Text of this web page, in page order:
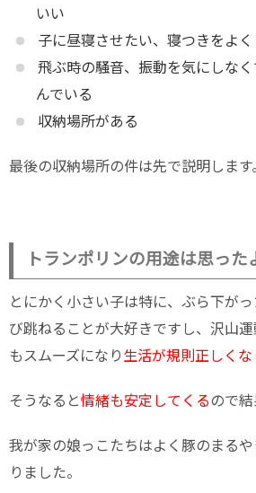
いい
子に昼寝させたい、寝つきをよ
飛ぶ時の騒音、振動を気にしな
んでいる
収納場所がある
最後の収納場所の件は先で説明します
トランポリンの用途は思った
とにかく小さい子は特に、ぶら下が
び跳ねることが大好きですし、沢山
もスムーズになり 生活が規則正しくな
そうなると情緒も安定してくる ので
我が家の娘っこたちはよく豚のまる
りました。